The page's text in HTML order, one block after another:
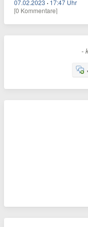
07.02.2023 · 17:47 Uhr
[0 Kommentare]
-